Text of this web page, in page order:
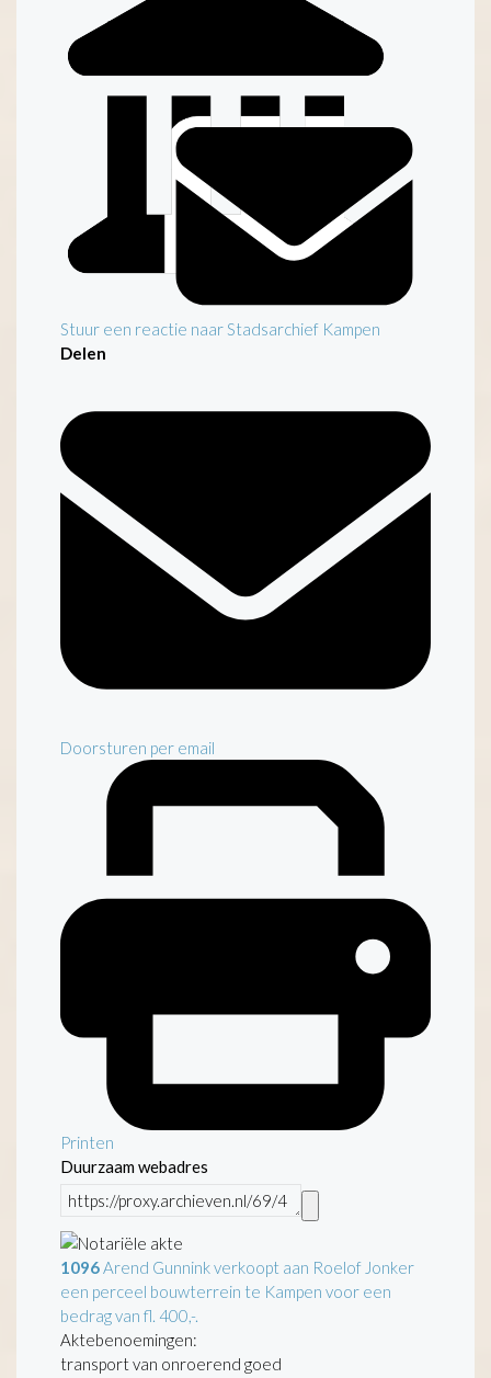
Stuur een reactie naar Stadsarchief Kampen
Delen
Doorsturen per email
Printen
Duurzaam webadres
1096Arend Gunnink verkoopt aan Roelof Jonker
een perceel bouwterrein te Kampen voor een
bedrag van fl. 400,-.
Aktebenoemingen:
transport van onroerend goed